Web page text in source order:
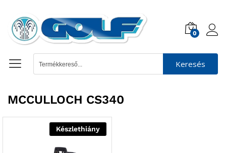
0
Keresés
MCCULLOCH CS340
Készlethiány